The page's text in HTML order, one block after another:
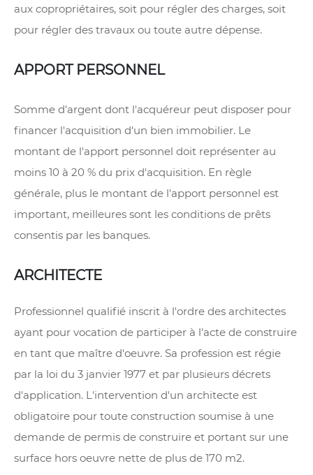
aux copropriétaires, soit pour régler des charges, soit
pour régler des travaux ou toute autre dépense.
APPORT PERSONNEL
Somme d'argent dont l'acquéreur peut disposer pour
financer l'acquisition d'un bien immobilier. Le
montant de l'apport personnel doit représenter au
moins 10 à 20 % du prix d'acquisition. En règle
générale, plus le montant de l'apport personnel est
important, meilleures sont les conditions de prêts
consentis par les banques.
ARCHITECTE
Professionnel qualifié inscrit à l'ordre des architectes
ayant pour vocation de participer à l'acte de construire
en tant que maître d'oeuvre. Sa profession est régie
par la loi du 3 janvier 1977 et par plusieurs décrets
d'application. L'intervention d'un architecte est
obligatoire pour toute construction soumise à une
demande de permis de construire et portant sur une
surface hors oeuvre nette de plus de 170 m2.